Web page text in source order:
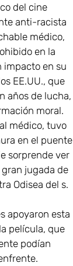
del cine
anti-racista
médico,
en la
impacto en su
EE.UU., que
años de lucha,
moral.
médico, tuvo
en el puente
sorprende ver
jugada de
Odisea del s.
apoyaron esta
película, que
podían